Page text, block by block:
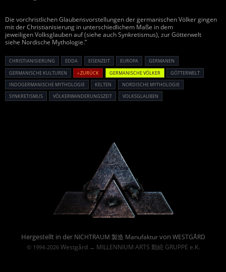
Die vorchristlichen Glaubensvorstellungen der germanischen Völker gingen
mit der Christianisierung in unterschiedlichem Maße in dem
jeweiligen Volksglauben auf (siehe auch Synkretismus), zur Götterwelt
siehe Nordische Mythologie.”
CHRISTIANISIERUNG EDDA EISENZEIT EUROPA
GERMANEN
GERMANISCHE KULTUREN
« ZURÜCK GERMANISCHE VÖLKER
GÖTTERWELT
INDOGERMANISCHE MYTHOLOGIE
KELTEN
NORDISCHE MYTHOLOGIE
SYNKRETISMUS
VÖLKERWANDERUNGSZEIT VOLKSGLAUBEN
Hergestellt in der NICHTRAUM 製造 Manufakturvon WESTGÅRD
© 1994-2026 Westgård→ MILLENNIUM ARTS 勤続 GRUPPE e.K.
Powered By :